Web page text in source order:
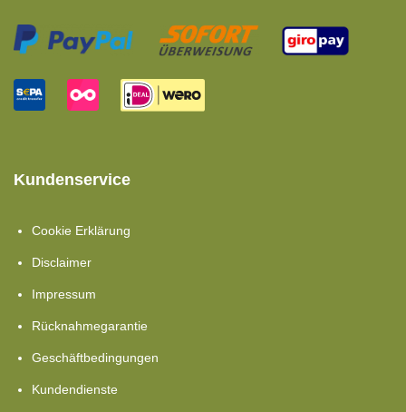
Kundenservice
Cookie Erklärung
Disclaimer
Impressum
Rücknahmegarantie
Geschäftbedingungen
Kundendienste